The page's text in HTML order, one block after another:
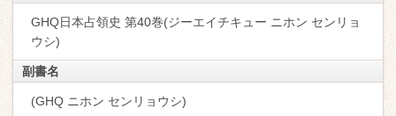
GHQ日本占領史 第40巻(ジーエイチキュー ニホン センリョ
ウシ)
副書名
(GHQ ニホン センリョウシ)